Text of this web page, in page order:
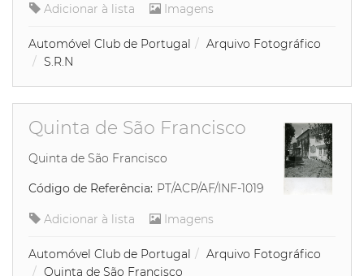
Adicionar à lista Imagens
Automóvel Club de Portugal
Arquivo Fotográfico
S.R.N
Quinta de São Francisco
Quinta de São Francisco
Código de Referência: PT/ACP/AF/INF-1019
Adicionar à lista Imagens
Automóvel Club de Portugal
Arquivo Fotográfico
Quinta de São Francisco